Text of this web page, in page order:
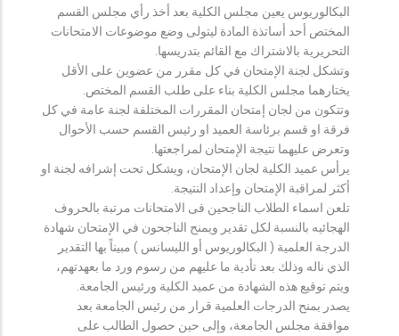
البكالوريوس يعين مجلس الكلية بعد أخذ رأي مجلس القسم
المختص أحد أساتذة المادة ليتولى وضع موضوعات الامتحانات
التحريرية بالاشتراك مع القائم بتدريسها.
وتشكل لجنة الإمتحان في كل مقرر من عضوين على الأقل
يختارهما مجلس الكلية بناء على طلب القسم المختص.
وتتكون من لجان إمتحان المقررات المختلفة لجنة عامة في كل
فرقة او قسم برئاسة العميد او رئيس القسم حسب الأحوال
وتعرض عليهما نتيجة الإمتحان لمراجعتها.
يرأس عميد الكلية لجان الإمتحان، ويشكل تحت إشرافه لجنة او
أكثر لمراقبة الإمتحان وإعداد النتيجة.
تلعن اسماء الطلاب الناجحين فى الامتحانات مرتبة بالحروف
الهجائيه بالنسبة لكل تقدير ويمنح الناجحون في الإمتحان شهادة
الدرجة العلمية ( البكالوريوس أو الليسانس ) مبيناً بها التقدير
الذي ناله وذلك بعد تأدية ما عليهم من رسوم ورد ما بعهدتهم،
ويتم توقيع هذه الشهادة من عميد الكلية ورئيس الجامعة.
يصدر بمنح الدرجات العلمية قرار من رئيس الجامعة بعد
موافقة مجلس الجامعة، وإلى حين حصول الطالب على